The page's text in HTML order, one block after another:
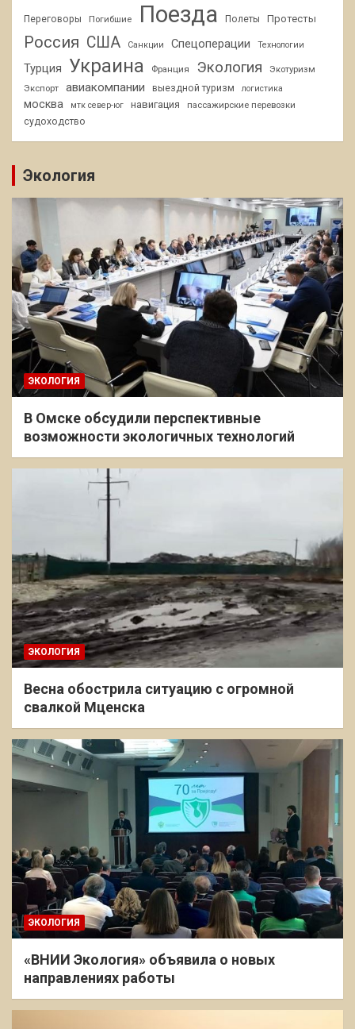
Переговоры Погибшие Поезда Полеты Протесты
Россия США Санкции Спецоперации Технологии
Турция Украина Франция Экология
Экотуризм
Экспорт
авиакомпании выездной туризм логистика
москва мтк север-юг навигация
пассажирские перевозки
судоходство
Экология
ЭКОЛОГИЯ
В Омске обсудили перспективные
возможности экологичных технологий
ЭКОЛОГИЯ
Весна обострила ситуацию с огромной
свалкой Мценска
ЭКОЛОГИЯ
«ВНИИ Экология» объявила о новых
направлениях работы